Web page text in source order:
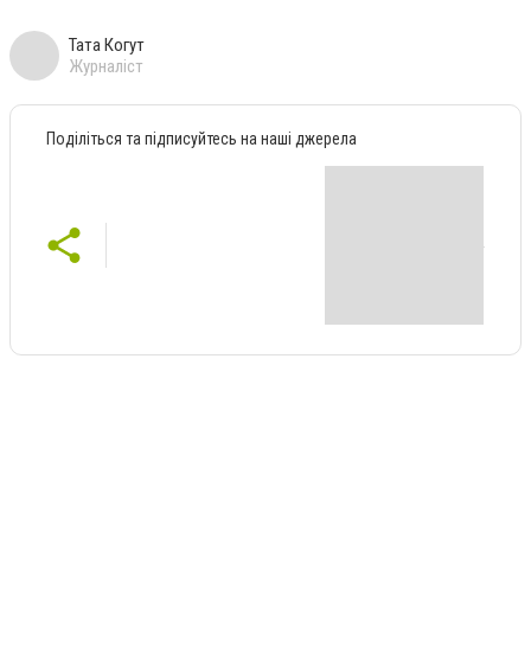
Тата Когут
Журналіст
Поділіться та підписуйтесь на наші джерела